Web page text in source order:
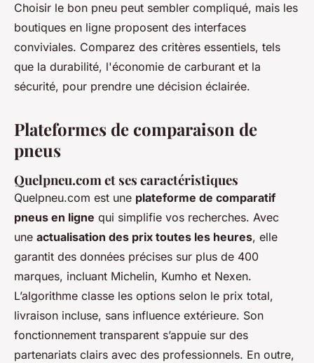
Choisir le bon pneu peut sembler compliqué, mais les
boutiques en ligne proposent des interfaces
conviviales. Comparez des critères essentiels, tels
que la durabilité, l'économie de carburant et la
sécurité, pour prendre une décision éclairée.
Plateformes de comparaison de
pneus
Quelpneu.com et ses caractéristiques
Quelpneu.com est une plateforme de comparatif
pneus en ligne qui simplifie vos recherches. Avec
une actualisation des prix toutes les heures, elle
garantit des données précises sur plus de 400
marques, incluant Michelin, Kumho et Nexen.
L’algorithme classe les options selon le prix total,
livraison incluse, sans influence extérieure. Son
fonctionnement transparent s’appuie sur des
partenariats clairs avec des professionnels. En outre,